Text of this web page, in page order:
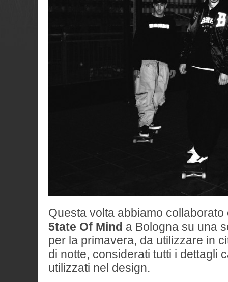
Questa volta abbiamo collaborato
5tate Of Mind a Bologna su una
per la primavera, da utilizzare in
di notte, considerati tutti i dettagli
utilizzati nel design.